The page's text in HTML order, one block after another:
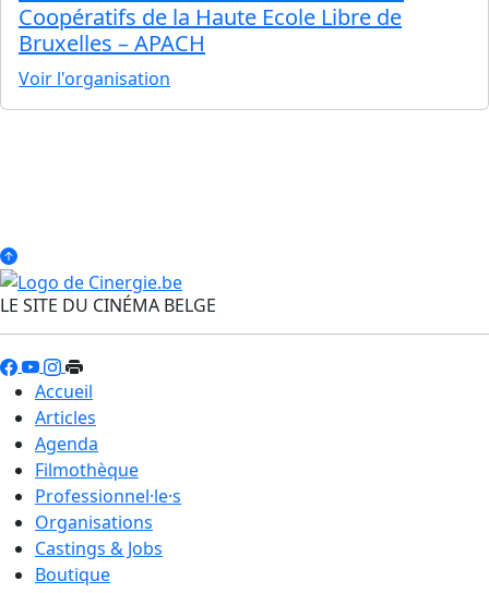
Coopératifs de la Haute Ecole Libre de
Bruxelles – APACH
Voir l'organisation
LE SITE DU CINÉMA BELGE
Accueil
Articles
Agenda
Filmothèque
Professionnel·le·s
Organisations
Castings & Jobs
Boutique